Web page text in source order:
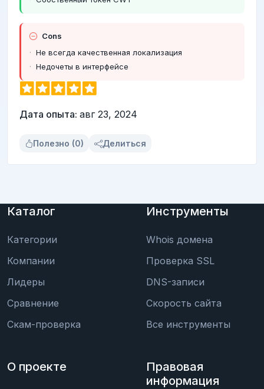
Cons
Не всегда качественная локализация
Недочеты в интерфейсе
Дата опыта: авг 23, 2024
Полезно (0) Делиться
Каталог
Категории
Компании
Лидеры
Сравнение
Скам-проверка
Инструменты
Whois домена
Проверка SSL
DNS-записи
Скорость сайта
Все инструменты
О проекте
Правовая
информация